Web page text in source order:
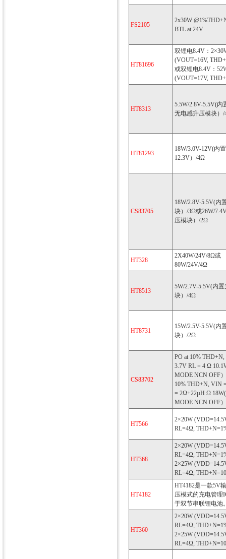
FS2105
2x30W
BTL at 24V
HT81696
双锂电8.4V：
(VOUT=16V,
或双锂电8.4V：
(VOUT=17V,
HT8313
5.5W/2.8V-5.5V(内
无电感升压模块）
HT81293
18W/3.0V-12V(内
12.3V）/4Ω
CS83705
18W/2.8V-5.5V(内
块）/3Ω或26W/
压模块）/2Ω
HT328
2X40W/24V/8Ω或
80W/24V/4Ω
HT8513
5W/2.7V-5.5V(内
块）/4Ω
HT8731
15W/2.5V-5.5V(内
块）/2Ω
CS83702
PO at 10%
3.7V RL = 4 Ω
MODE NCN OFF
10% THD+N, VIN
= 2Ω+22µH Ω
MODE NCN OFF）
HT566
2×20W
RL=4Ω,
HT368
2×20W
RL=4Ω,
2×25W
RL=4Ω,
HT4182
HT4182是一款5V
压模式的充电管理
于双节串联锂电池
HT360
2×20W
RL=4Ω,
2×25W
RL=4Ω,